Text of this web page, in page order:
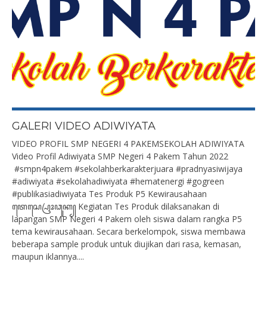
GALERI VIDEO ADIWIYATA
VIDEO PROFIL SMP NEGERI 4 PAKEMSEKOLAH ADIWIYATA
Video Profil Adiwiyata SMP Negeri 4 Pakem Tahun 2022
#smpn4pakem #sekolahberkarakterjuara #pradnyasiwijaya
#adiwiyata #sekolahadiwiyata #hematenergi #gogreen
#publikasiadiwiyata Tes Produk P5 Kewirausahaan
ꦠꦺꦱ꧀ꦥꦿꦺꦴꦣꦸꦏ꧀ Kegiatan Tes Produk dilaksanakan di
lapangan SMP Negeri 4 Pakem oleh siswa dalam rangka P5
tema kewirausahaan. Secara berkelompok, siswa membawa
beberapa sample produk untuk diujikan dari rasa, kemasan,
maupun iklannya....